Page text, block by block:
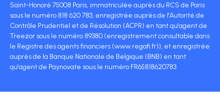
Saint-Honoré 75008 Paris, immatriculée auprès du RCS de Paris
sous le numéro 818 620 783, enregistrée auprès de l'Autorité de
Contrôle Prudentiel et de Résolution (ACPR) en tant qu'agent de
Treezor sous le numéro 89380 (enregistrement consultable dans
le Registre des agents financiers (www.regafi.fr)), et enregistrée
auprès de la Banque Nationale de Belgique (BNB) en tant
qu'agent de Paynovate sous le numéro FR65818620783